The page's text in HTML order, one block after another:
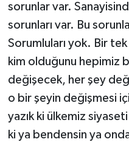
sorunlar var.
sorunları var. Bu
Sorumluları yok. Bir
kim olduğunu hepimiz
değişecek, her şey
o bir şeyin değişmesi
yazık ki ülkemiz
ki ya bendensin ya